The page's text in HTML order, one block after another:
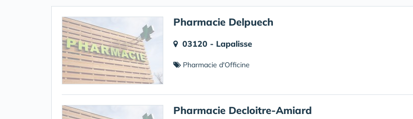
Pharmacie Delpuech
03120 - Lapalisse
Pharmacie d'Officine
Pharmacie Decloitre-Amiard